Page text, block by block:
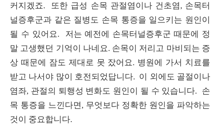
커지겠죠. 또한 급성 손목 관절염이나 건초염, 손목터
널증후군과 같은 질병도 손목 통증을 일으키는 원인이
될 수 있어요. 저는 예전에 손목터널증후군 때문에 정
말 고생했던 기억이 나네요. 손목이 저리고 마비되는 증
상 때문에 잠도 제대로 못 잤어요. 병원에 가서 치료를
받고 나서야 많이 호전되었답니다. 이 외에도 골절이나
염좌, 관절의 퇴행성 변화도 원인이 될 수 있습니다. 손
목 통증을 느낀다면, 무엇보다 정확한 원인을 파악하는
것이 중요합니다.